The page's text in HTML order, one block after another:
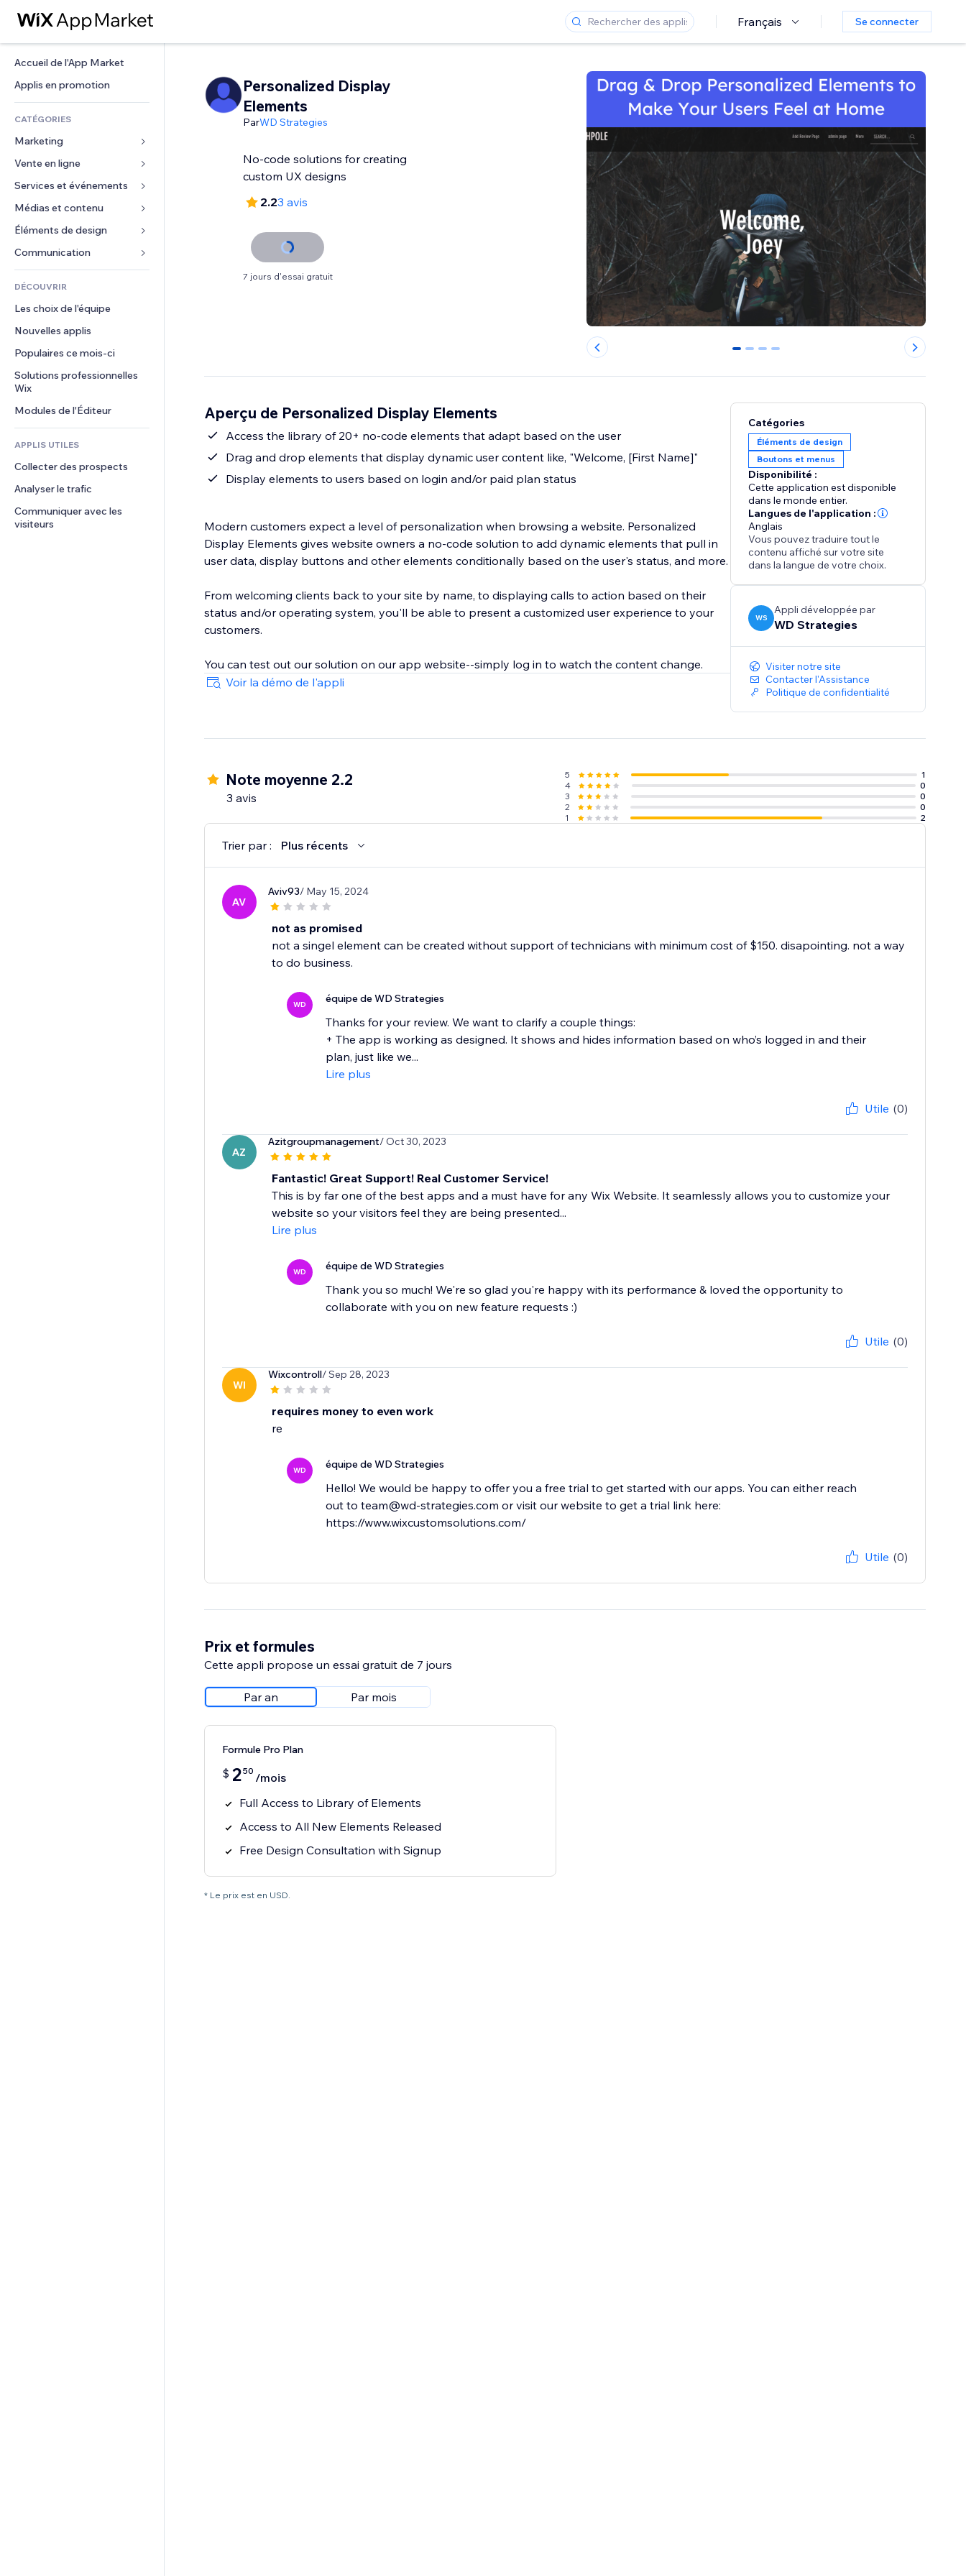
Français Se connecter
Accueil de l'App Market
Applis en promotion
CATÉGORIES
Marketing
Publicités
Mobile
Données analytiques
Réseaux sociaux
Classement de sites
E-mail
Vente en ligne
Applis pour les boutiques
Expédition et livraison
Boutons Vente
Comptabilité
Coupons et fidélisation
Solutions d'entreposage
Financement participatif
Alimentation et boissons
Services et événements
Hôtels
Événements
Restaurants
Immobilier
Réservations
Médias et contenu
Galerie
Musique
Podcasts
Photographie
Vidéo
PDF
Partage de fichiers
Actualités
Services de contenu
Effets de texte
Éléments de design
Cartes et navigation
Confidentialité
Horloge
Modèles de pages
Effets sur images
Boutons et menus
Bannières et badges
Calculateurs
Rechercher
Formulaires
Sondages
Chat
Commentaires
Téléphone
Communauté
Avis et commentaires
DÉCOUVRIR
Les choix de l'équipe
Nouvelles applis
Populaires ce mois‑ci
Solutions professionnelles
Wix
Modules de l'Éditeur
APPLIS UTILES
Collecter des prospects
Analyser le trafic
Communiquer avec les
visiteurs
Personalized Display
Elements
ParWD Strategies
No-code solutions for creating
custom UX designs
2.23 avis
7 jours d'essai gratuit
0 1 2 3
Aperçu de Personalized Display Elements
Access the library of 20+ no-code elements that adapt based on the user
Drag and drop elements that display dynamic user content like, "Welcome, [First Name]"
Display elements to users based on login and/or paid plan status
Modern customers expect a level of personalization when browsing a website. Personalized
Display Elements gives website owners a no-code solution to add dynamic elements that pull in
user data, display buttons and other elements conditionally based on the user's status, and more.
From welcoming clients back to your site by name, to displaying calls to action based on their
status and/or operating system, you'll be able to present a customized user experience to your
customers.
You can test out our solution on our app website--simply log in to watch the content change.
Voir la démo de l'appli
Catégories
Éléments de design
Boutons et menus
Disponibilité :
Cette application est disponible
dans le monde entier.
Langues de l'application :
Anglais
Vous pouvez traduire tout le
contenu affiché sur votre site
dans la langue de votre choix.
WS
Appli développée par
WD Strategies
Visiter notre site
Contacter l'Assistance
Politique de confidentialité
Note moyenne 2.2
3 avis
5
1
4
0
3
0
2
0
1
2
Trier par : Plus récents
AV
Aviv93/ May 15, 2024
not as promised
not a singel element can be created without support of technicians with minimum cost of $150. disapointing. not a way
to do business.
WD équipe de WD Strategies
Thanks for your review. We want to clarify a couple things:
+ The app is working as designed. It shows and hides information based on who’s logged in and their
plan, just like we...
Lire plus
Utile (0)
AZ
Azitgroupmanagement/ Oct 30, 2023
Fantastic! Great Support! Real Customer Service!
This is by far one of the best apps and a must have for any Wix Website. It seamlessly allows you to customize your
website so your visitors feel they are being presented...
Lire plus
WD équipe de WD Strategies
Thank you so much! We're so glad you're happy with its performance & loved the opportunity to
collaborate with you on new feature requests :)
Utile (0)
WI
Wixcontroll/ Sep 28, 2023
requires money to even work
re
WD équipe de WD Strategies
Hello! We would be happy to offer you a free trial to get started with our apps. You can either reach
out to team@wd-strategies.com or visit our website to get a trial link here:
https://www.wixcustomsolutions.com/
Utile (0)
Prix et formules
Cette appli propose un essai gratuit de 7 jours
Par an Par mois
Formule Pro Plan
$ 250 /mois
Full Access to Library of Elements
Access to All New Elements Released
Free Design Consultation with Signup
* Le prix est en USD.